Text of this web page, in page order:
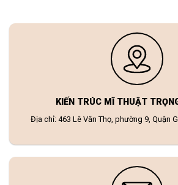
KIẾN TRÚC MĨ THUẬT
Địa chỉ: 463 Lê Văn Thọ, phường 9, Quận